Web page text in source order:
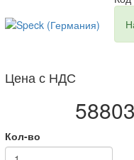
Цена с НДС
Кол-во